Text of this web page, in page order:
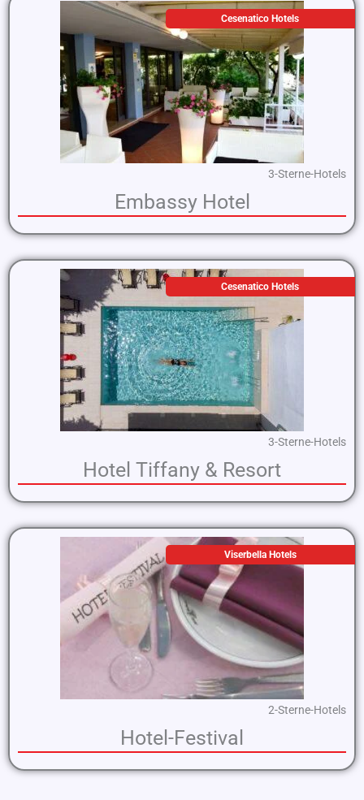
Cesenatico Hotels
3-Sterne-Hotels
Embassy Hotel
Cesenatico Hotels
3-Sterne-Hotels
Hotel Tiffany & Resort
Viserbella Hotels
2-Sterne-Hotels
Hotel-Festival